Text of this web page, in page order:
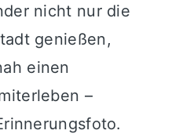
nicht nur die
genießen,
einen
–